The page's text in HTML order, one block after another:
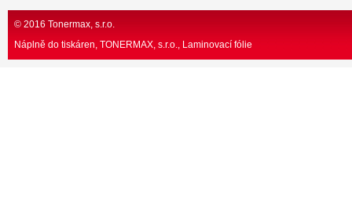
© 2016 Tonermax, s.r.o.
Náplně do tiskáren, TONERMAX, s.r.o. Laminovací fólie